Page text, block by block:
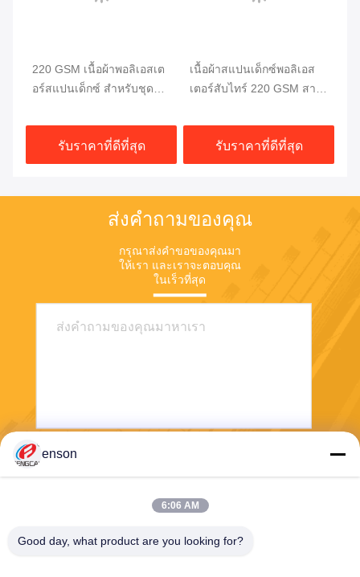
220 GSM เนื้อผ้าพอลิเอสเต
อร์สแปนเด็กซ์ สําหรับชุด
รับราคาที่ดีที่สุด
เนื้อผ้าสแปนเด็กซ์พอลิเอส
เตอร์สับไทร์ 220 GSM สาย
รับราคาที่ดีที่สุด
ส่งคำถามของคุณ
กรุณาส่งคําขอของคุณมา
ให้เรา และเราจะตอบคุณ
ในเร็วที่สุด
enson
6:06 AM
Good day, what product are you looking for?